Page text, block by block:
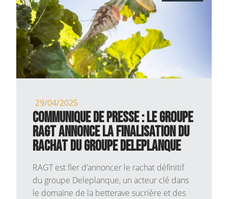
29/04/2025
COMMUNIQUE DE PRESSE : Le Groupe
RAGT annonce la finalisation du
rachat du groupe Deleplanque
RAGT est fier d’annoncer le rachat définitif
du groupe Deleplanque, un acteur clé dans
le domaine de la betterave sucrière et des